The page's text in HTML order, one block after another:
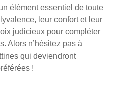
élément essentiel de toute
leur confort et leur
judicieux pour compléter
Alors n’hésitez pas à
qui deviendront
!